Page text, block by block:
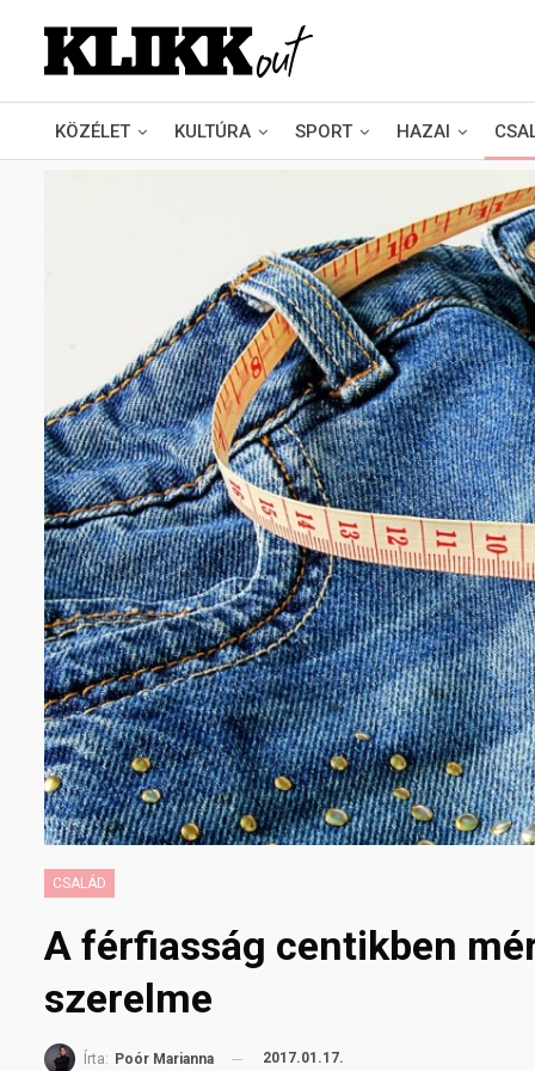
KÖZÉLET KULTÚRA SPORT HAZAI
CSALÁD
A férfiasság centikben
szerelme
Írta: Poór Marianna 2017.01.17.